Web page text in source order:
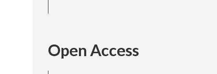
Open Access